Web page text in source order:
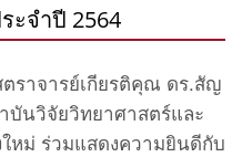
ะจำปี 2564
ราจารย์เกียรติคุณ ดร.สัญ
บันวิจัยวิทยาศาสตร์และ
หม่ ร่วมแสดงความยินดีกับ